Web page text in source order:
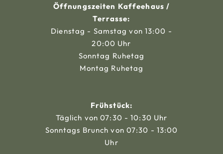
Öffnungszeiten Kaffeehaus /
Terrasse:
Dienstag - Samstag von 13:00 -
20:00 Uhr
Sonntag Ruhetag
Montag Ruhetag
Frühstück:
Täglich von 07:30 - 10:30 Uhr
Sonntags Brunch von 07:30 - 13:00
Uhr